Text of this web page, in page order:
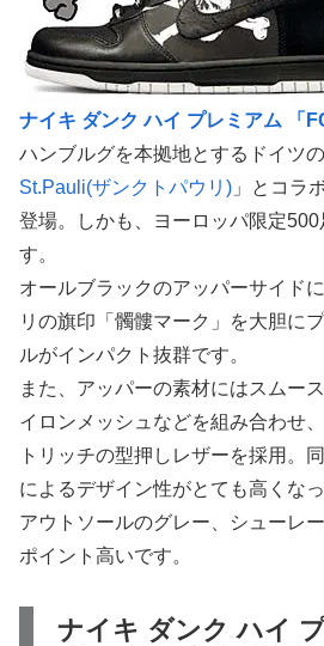
ナイキ ダンク ハイ プレミアム 「
ハンブルグを本拠地とするドイツ
St.Pauli(ザンクトパウリ) 」とコラ
登場。しかも、ヨーロッパ限定
す。
オールブラックのアッパーサイド
リの旗印「髑髏マーク」を大胆に
ルがインパクト抜群です。
また、アッパーの素材にはスムー
イロンメッシュなどを組み合わせ
トリッチの型押しレザーを採用。
によるデザイン性がとても高くなっ
アウトソールのグレー、シューレ
ポイント高いです。
ナイキ ダンク ハイ